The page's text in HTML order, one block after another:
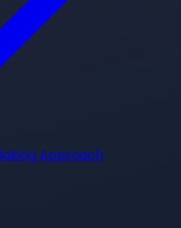
Approach